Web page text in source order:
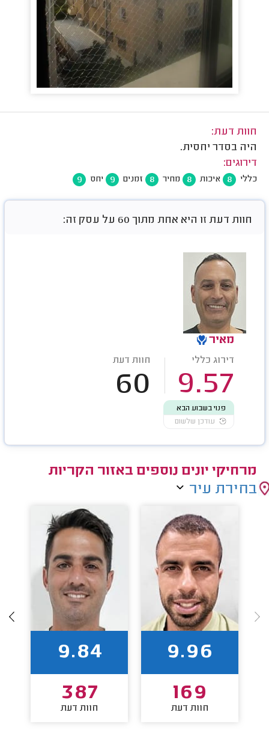
חוות דעת:
היה בסדר יחסית.
דירוגים:
כללי 8 איכות 8 מחיר 8 זמנים 9 יחס 9
חוות דעת זו היא אחת מתוך 60 על עסק זה:
מאיר
דירוג כללי
9.57
חוות דעת
60
פנוי בשבוע הבא
עודכן שלשום
מרחיקי יונים נוספים באזור הקריות
בחירת עיר
9.96
169
חוות דעת
9.84
387
חוות דעת